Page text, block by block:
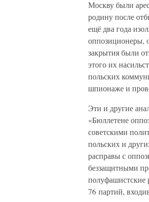
Москву были
родину после
ещё два года
оппозиционеры,
закрытия были
этого их
польских
шпионаже и
Эти и другие
«Бюллетене
советскими
польских и
расправы с
беззащитными
полуфашистские
76 партий,